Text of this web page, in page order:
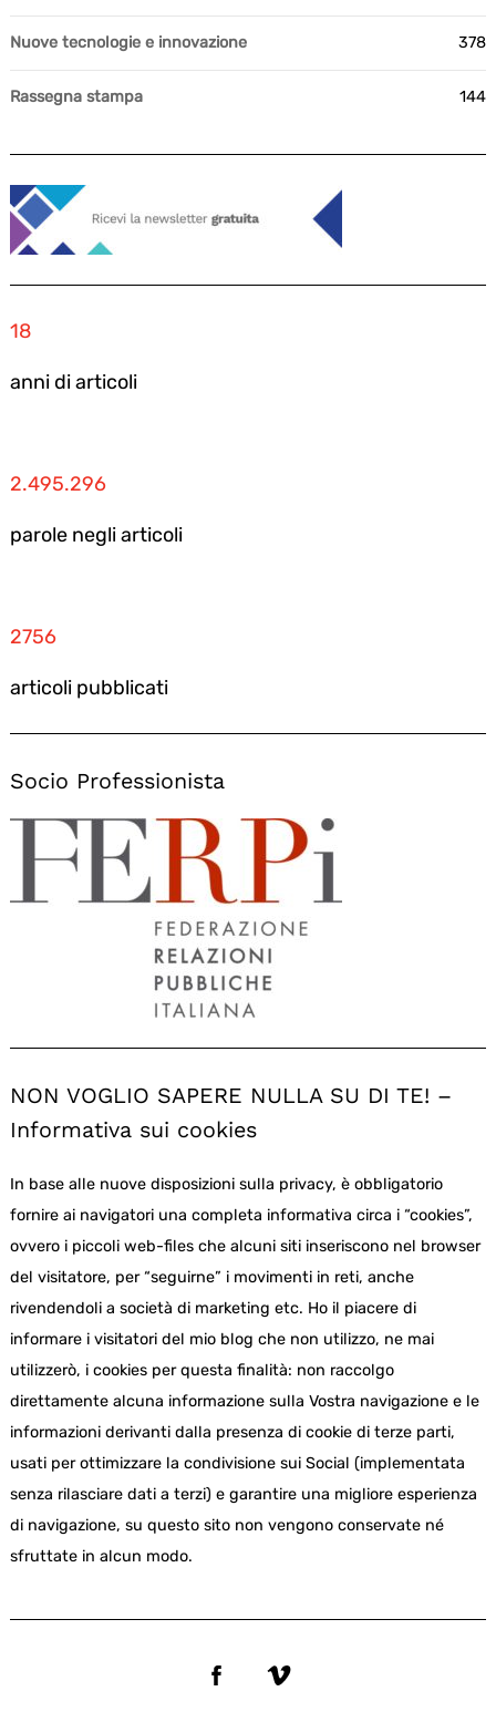
Nuove tecnologie e innovazione 378
Rassegna stampa 144
18
anni di articoli
2.495.296
parole negli articoli
2756
articoli pubblicati
Socio Professionista
NON VOGLIO SAPERE NULLA SU DI TE! –
Informativa sui cookies
In base alle nuove disposizioni sulla privacy, è obbligatorio
fornire ai navigatori una completa informativa circa i “cookies”,
ovvero i piccoli web-files che alcuni siti inseriscono nel browser
del visitatore, per “seguirne” i movimenti in reti, anche
rivendendoli a società di marketing etc. Ho il piacere di
informare i visitatori del mio blog che non utilizzo, ne mai
utilizzerò, i cookies per questa finalità: non raccolgo
direttamente alcuna informazione sulla Vostra navigazione e le
informazioni derivanti dalla presenza di cookie di terze parti,
usati per ottimizzare la condivisione sui Social (implementata
senza rilasciare dati a terzi) e garantire una migliore esperienza
di navigazione, su questo sito non vengono conservate né
sfruttate in alcun modo.